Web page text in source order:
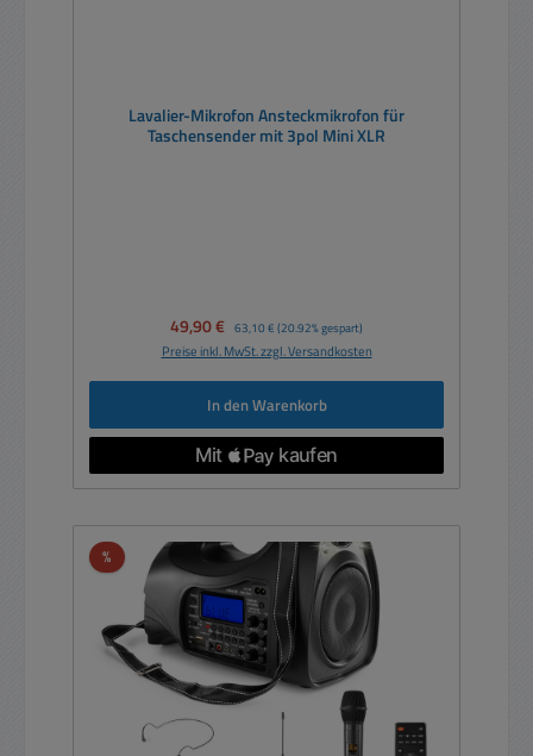
Lavalier-Mikrofon Ansteckmikrofon für
Taschensender mit 3pol Mini XLR
Verkaufspreis:
49,90 € Regulärer Preis:
63,10 € (20.92% gespart)
Preise inkl. MwSt. zzgl. Versandkosten
In den Warenkorb
%Rabatt